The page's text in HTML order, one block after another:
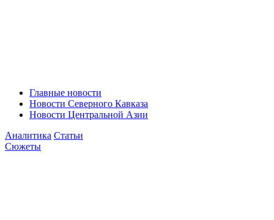
Главные новости
Новости Северного Кавказа
Новости Центральной Азии
Аналитика Статьи
Сюжеты